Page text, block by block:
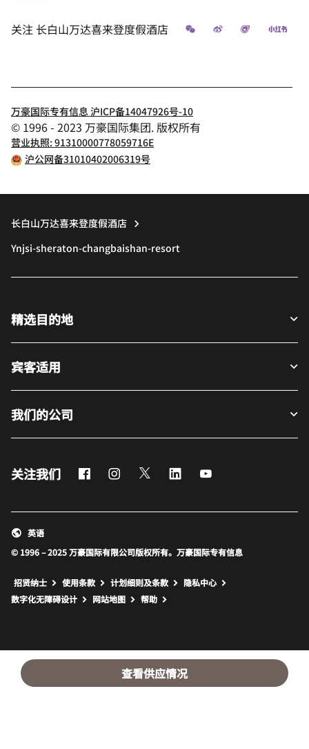
查看供应情况
关注长白山万达喜来登度假酒店 微信 微博 飞猪 小
万豪国际专有信息 沪ICP备14047926号-10
© 1996 - 2023 万豪国际集团. 版权所有
营业执照: 91310000778059716E
沪公网备31010402006319号
长白山万达喜来登度假酒店
Ynjsi-sheraton-changbaishan-resort
精选目的地
宾客适用
我们的公司
关注我们 FacebookInstagram
Twitter LinkedIn
© 1996 – 2025 万豪国际有限公司版权所有。万豪国际专有信息
英语
招贤纳士 使用条款 计划细则及条款
隐私中心
数字化无障碍设计
网站地图 打开新窗口
帮助